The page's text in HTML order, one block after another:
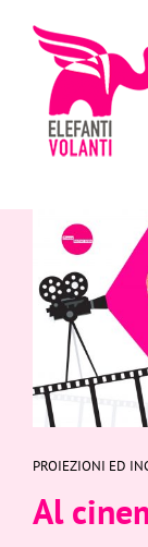
contenuto
PROIEZIONI ED
Al